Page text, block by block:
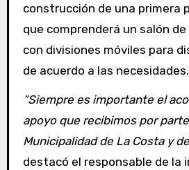
construcción de una primera
que comprenderá un salón
con divisiones móviles para
de acuerdo a las necesidades.
“Siempre es importante el
apoyo que recibimos por
Municipalidad de La Costa y
destacó el responsable de la